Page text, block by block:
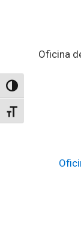
Alternar alto
Alternar tamaño de
Oficina